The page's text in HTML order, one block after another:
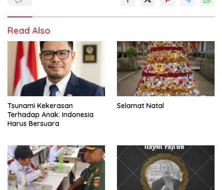
Read Also
Tsunami Kekerasan
Terhadap Anak: Indonesia
Harus Bersuara
Selamat Natal